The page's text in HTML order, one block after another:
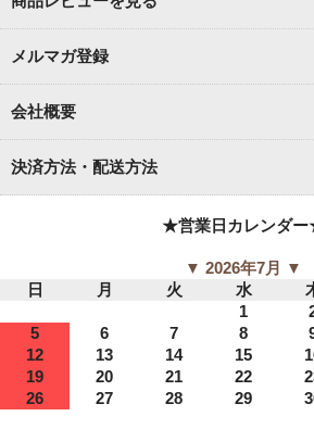
メルマガ登録
会社概要
決済方法・配送方法
★営業日カレンダ
▼ 2026年7月 ▼
日
月 火 水
1
5
6 7 8
12
13 14 15
19
20 21 22
26
27 28 29